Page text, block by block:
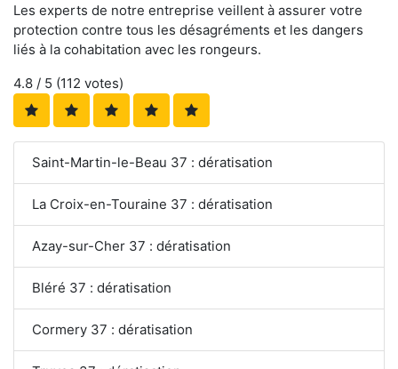
Les experts de notre entreprise veillent à assurer votre
protection contre tous les désagréments et les dangers
liés à la cohabitation avec les rongeurs.
4.8 / 5 (112 votes)
Saint-Martin-le-Beau 37 : dératisation
La Croix-en-Touraine 37 : dératisation
Azay-sur-Cher 37 : dératisation
Bléré 37 : dératisation
Cormery 37 : dératisation